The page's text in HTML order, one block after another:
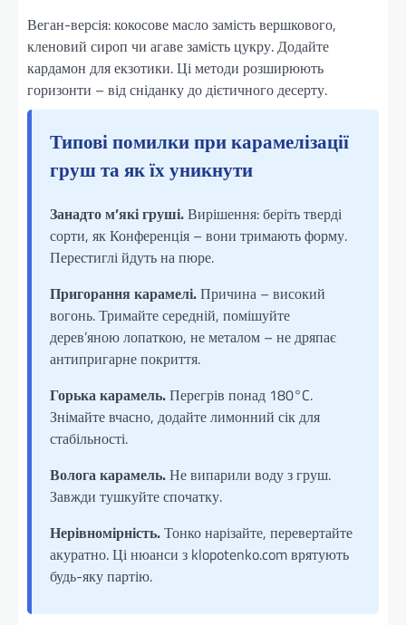
Веган-версія: кокосове масло замість вершкового,
кленовий сироп чи агаве замість цукру. Додайте
кардамон для екзотики. Ці методи розширюють
горизонти – від сніданку до дієтичного десерту.
Типові помилки при карамелізації
груш та як їх уникнути
Занадто м’які груші.Вирішення: беріть тверді
сорти, як Конференція – вони тримають форму.
Перестиглі йдуть на пюре.
Пригорання карамелі.Причина – високий
вогонь. Тримайте середній, помішуйте
дерев’яною лопаткою, не металом – не дряпає
антипригарне покриття.
Горька карамель.Перегрів понад 180°C.
Знімайте вчасно, додайте лимонний сік для
стабільності.
Волога карамель.Не випарили воду з груш.
Завжди тушкуйте спочатку.
Нерівномірність.Тонко нарізайте, перевертайте
акуратно. Ці нюанси з klopotenko.com врятують
будь-яку партію.